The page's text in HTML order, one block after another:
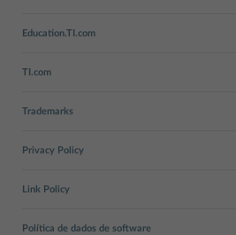
Education.TI.com
TI.com
Trademarks
Privacy Policy
Link Policy
Política de dados de software